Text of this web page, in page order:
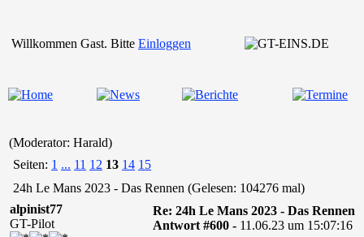
Willkommen Gast. Bitte Einloggen
(Moderator: Harald)
Seiten: 1 ... 11 12 13 14 15
24h Le Mans 2023 - Das Rennen (Gelesen: 104276 mal)
alpinist77
GT-Pilot
Re: 24h Le Mans 2023 - Das Rennen
Antwort #600 - 11.06.23 um 15:07:16